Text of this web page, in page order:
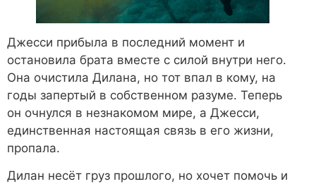
Джесси прибыла в последний момент и
остановила брата вместе с силой внутри него.
Она очистила Дилана, но тот впал в кому, на
годы запертый в собственном разуме. Теперь
он очнулся в незнакомом мире, а Джесси,
единственная настоящая связь в его жизни,
пропала.
Дилан несёт груз прошлого, но хочет помочь и